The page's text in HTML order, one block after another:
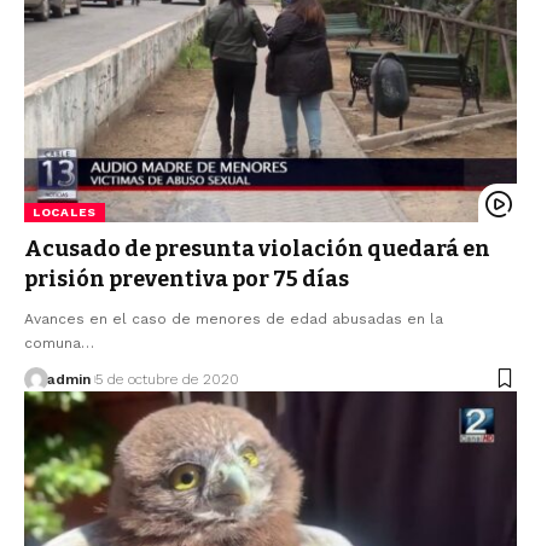
LOCALES
Acusado de presunta violación quedará en
prisión preventiva por 75 días
Avances en el caso de menores de edad abusadas en la
comuna…
admin 5 de octubre de 2020